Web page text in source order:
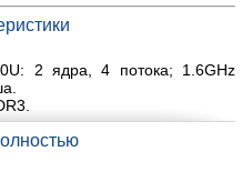
2 ядра, 4 потока; 1.6GHz
Graphics 4400.